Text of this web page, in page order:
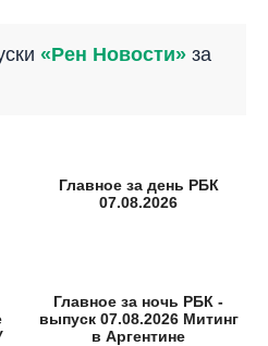
«Рен Новости» за
Главное за день РБК
07.08.2026
Главное за ночь РБК -
выпуск 07.08.2026 Митинг
в Аргентине